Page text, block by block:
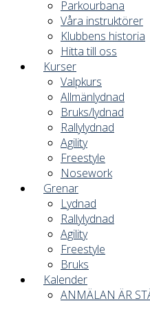
Parkourbana
Våra instruktörer
Klubbens historia
Hitta till oss
Kurser
Valpkurs
Allmänlydnad
Bruks/lydnad
Rallylydnad
Agility
Freestyle
Nosework
Grenar
Lydnad
Rallylydnad
Agility
Freestyle
Bruks
Kalender
ANMÄLAN ÄR